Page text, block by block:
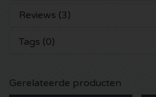
Ed Sheeran kaartjes
Strafwerk kaartjes
Above Beyond kaarten
Reviews (3)
Tags (0)
Gerelateerde producten